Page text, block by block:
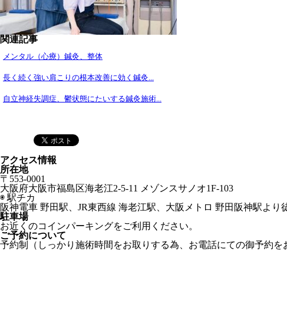
関連記事
メンタル（心療）鍼灸、整体
長く続く強い肩こりの根本改善に効く鍼灸...
自立神経失調症、鬱状態にたいする鍼灸施術...
アクセス情報
所在地
〒553-0001
大阪府大阪市福島区海老江2-5-11 メゾンスサノオ1F-103
◉ 駅チカ
阪神電車 野田駅、JR東西線 海老江駅、大阪メトロ 野田阪神駅より
駐車場
お近くのコインパーキングをご利用ください。
ご予約について
予約制（しっかり施術時間をお取りする為、お電話にての御予約を